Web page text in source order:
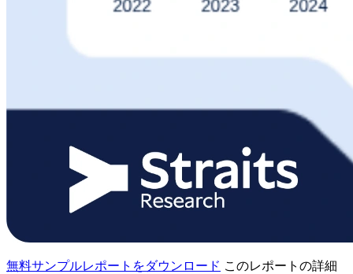
無料サンプルレポートをダウンロード このレポートの詳細